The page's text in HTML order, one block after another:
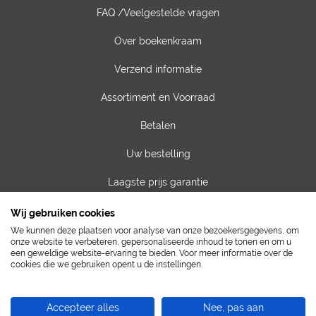
FAQ /Veelgestelde vragen
Over boekenkraam
Verzend informatie
Assortiment en Voorraad
Betalen
Uw bestelling
Laagste prijs garantie
Privacy van gegevens
Algemene voorwaarden
Contact
Vacatures
Wij gebruiken cookies
We kunnen deze plaatsen voor analyse van onze bezoekersgegevens, om
onze website te verbeteren, gepersonaliseerde inhoud te tonen en om u
een geweldige website-ervaring te bieden. Voor meer informatie over de
cookies die we gebruiken opent u de instellingen.
Accepteer alles Nee, pas aan